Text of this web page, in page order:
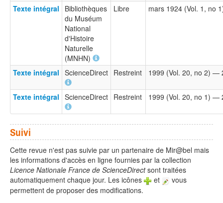
Texte intégral
Bibliothèques
du Muséum
National
d'Histoire
Naturelle
(MNHN)
Libre mars 1924 (Vol. 1, no
Texte intégral ScienceDirect Restreint 1999 (Vol. 20, no 2) —
Texte intégral ScienceDirect Restreint 1999 (Vol. 20, no 1) —
Suivi
Cette revue n'est pas suivie par un partenaire de Mir@bel mais
les informations d'accès en ligne fournies par la collection
Licence Nationale France de ScienceDirectsont traitées
automatiquement chaque jour. Les icônes
et
vous
permettent de proposer des modifications.